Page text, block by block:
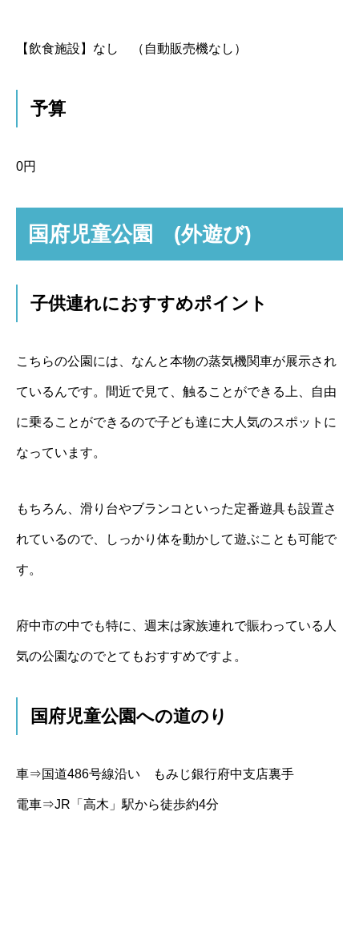
【飲食施設】 なし （自動販売機なし）
予算
0円
国府児童公園 (外遊び)
子供連れにおすすめポイント
こちらの公園には、なんと本物の蒸気機関車が展示され
ているんです。間近で見て、触ることができる上、自由
に乗ることができるので子ども達に大人気のスポットに
なっています。
もちろん、滑り台やブランコといった定番遊具も設置さ
れているので、しっかり体を動かして遊ぶことも可能で
す。
府中市の中でも特に、週末は家族連れで賑わっている人
気の公園なのでとてもおすすめですよ。
国府児童公園への道のり
車⇒国道486号線沿い もみじ銀行府中支店裏手
電車⇒JR「高木」駅から徒歩約4分